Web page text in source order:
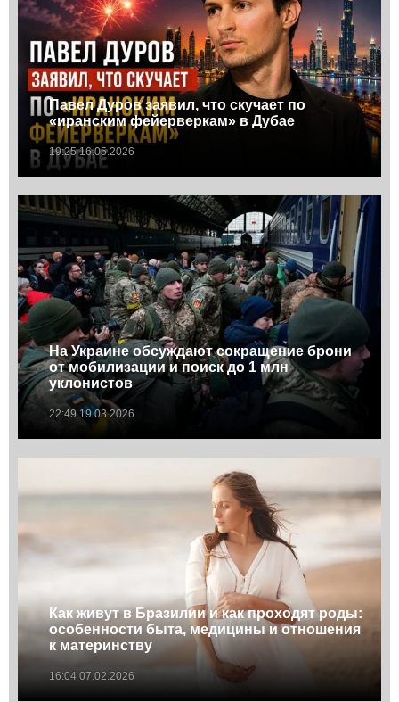
Павел Дуров заявил, что скучает по
«иранским фейерверкам» в Дубае
19:25 16.05.2026
На Украине обсуждают сокращение брони
от мобилизации и поиск до 1 млн
уклонистов
22:49 19.03.2026
Как живут в Бразилии и как проходят роды:
особенности быта, медицины и отношения
к материнству
16:04 07.02.2026